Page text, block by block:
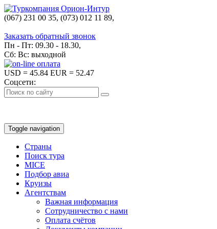
(067) 231 00 35, (073) 012 11 89,
Заказать обратный звонок
Пн - Пт: 09.30 - 18.30,
Сб: Вс: выходной
USD = 45.84 EUR = 52.47
Соцсети:
Toggle navigation
Страны
Поиск тура
MICE
Подбор авиа
Круизы
Агентствам
Важная информация
Сотрудничество с нами
Оплата счётов